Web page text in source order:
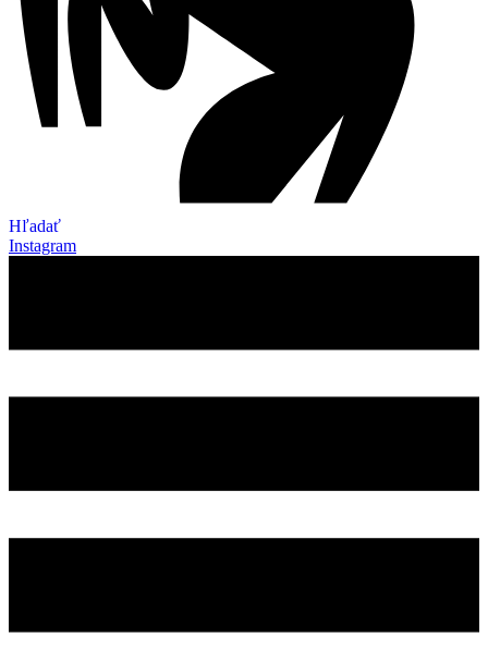
Hľadať
Instagram